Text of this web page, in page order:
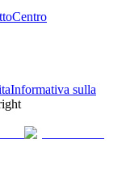
Centro
Informativa sulla